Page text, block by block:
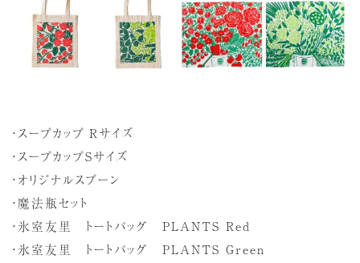
・スープカップ Rサイズ
・スープカップSサイズ
・オリジナルスプーン
・魔法瓶セット
・氷室友里 トートバッグ PLANTS Red
・氷室友里 トートバッグ PLANTS Green